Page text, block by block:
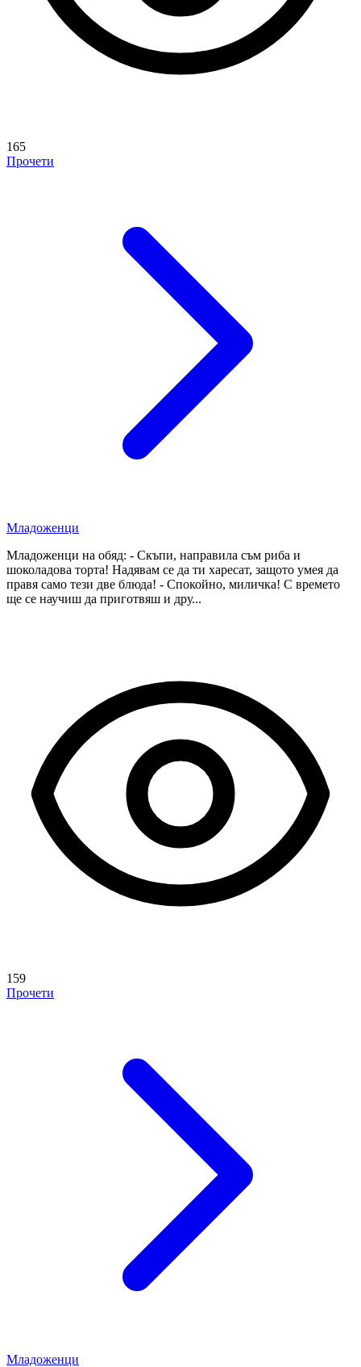
165
Прочети
Младоженци
Младоженци на обяд: - Скъпи, направила съм риба и
шоколадова торта! Надявам се да ти харесат, защото умея да
правя само тези две блюда! - Спокойно, миличка! С времето
ще се научиш да приготвяш и дру...
159
Прочети
Младоженци